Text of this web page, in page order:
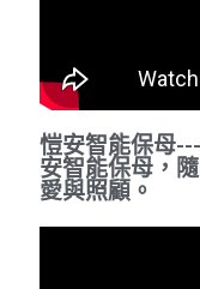
愷安智能保母
安智能保母，
愛與照顧。